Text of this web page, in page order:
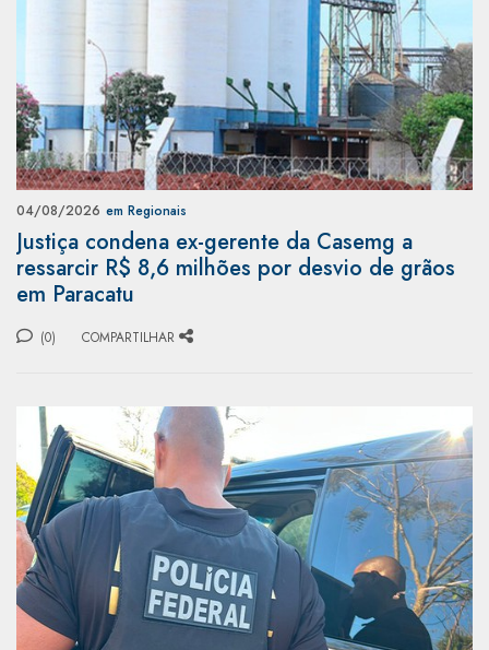
04/08/2026 em Regionais
Justiça condena ex-gerente da Casemg a
ressarcir R$ 8,6 milhões por desvio de grãos
em Paracatu
(0) COMPARTILHAR